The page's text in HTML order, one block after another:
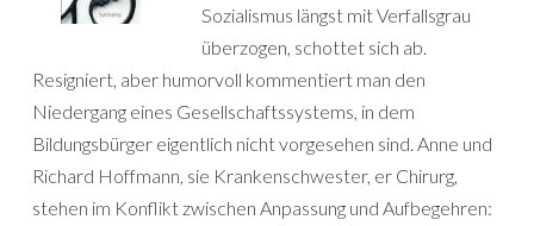
Sozialismus längst mit Verfallsgrau
überzogen, schottet sich ab.
Resigniert, aber humorvoll kommentiert man den
Niedergang eines Gesellschaftssystems, in dem
Bildungsbürger eigentlich nicht vorgesehen sind. Anne und
Richard Hoffmann, sie Krankenschwester, er Chirurg,
stehen im Konflikt zwischen Anpassung und Aufbegehren: